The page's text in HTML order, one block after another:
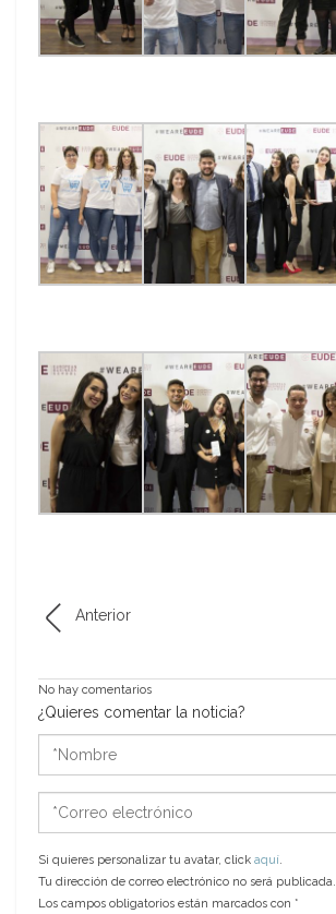
Anterior
No hay comentarios
¿Quieres comentar la noticia?
*Nombre
*Correo
electrónico
Si quieres personalizar tu avatar, click aquí.
Tu dirección de correo electrónico no será publicada.
Los campos obligatorios están marcados con *